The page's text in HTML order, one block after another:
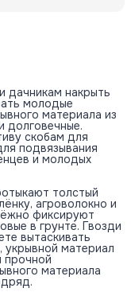
дачникам накрыть
молодые
материала из
долговечные.
скобам для
подвязывания
и молодых
толстый
агроволокно и
фиксируют
в грунте. Гвозди
вытаскивать
укрывной материал
прочной
материала